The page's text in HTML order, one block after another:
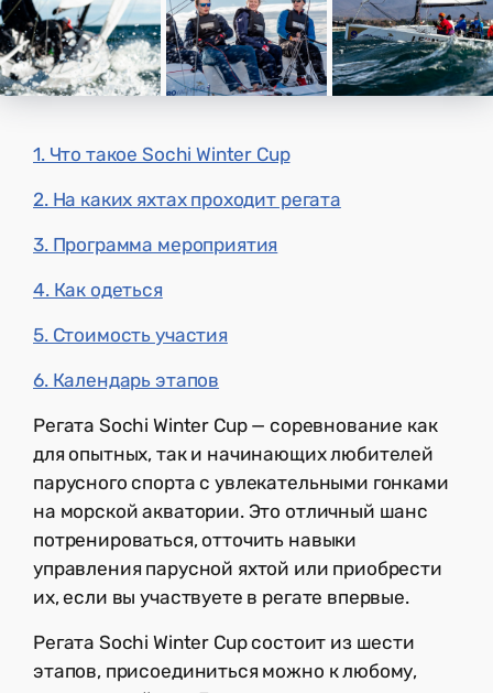
1. Что такое Sochi Winter Cup
2. На каких яхтах проходит регата
3. Программа мероприятия
4. Как одеться
5. Стоимость участия
6. Календарь этапов
Регата Sochi Winter Cup — соревнование как
для опытных, так и начинающих любителей
парусного спорта с увлекательными гонками
на морской акватории. Это отличный шанс
потренироваться, отточить навыки
управления парусной яхтой или приобрести
их, если вы участвуете в регате впервые.
Регата Sochi Winter Cup состоит из шести
этапов, присоединиться можно к любому,